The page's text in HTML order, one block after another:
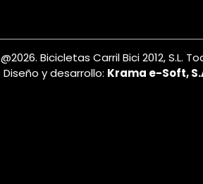
@2026. Bicicletas Carril Bici 2012, S.L.
Diseño y desarrollo: Krama e-Soft,